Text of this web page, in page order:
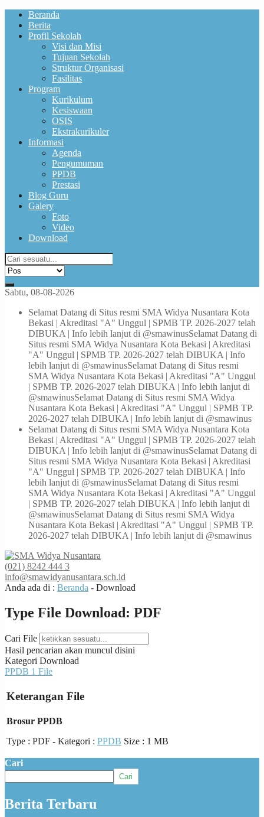
Beranda
Berita
Profil Sekolah
Visi dan Misi
Tujuan Sekolah
Struktur Organisasi
Fasilitas
Program
Kurikulum
Kesiswaan
OSIS
Ekstrakurikuler
Informasi
Agenda
Pengumuman
PPDB
Prestasi
Blog Guru
Galery
Foto
Video
Download
Sabtu, 08-08-2026
Selamat Datang di Situs resmi SMA Widya Nusantara Kota
Bekasi | Akreditasi "A" Unggul | SPMB TP. 2026-2027 telah
DIBUKA | Info lebih lanjut di @smawinusSelamat Datang di
Situs resmi SMA Widya Nusantara Kota Bekasi | Akreditasi
"A" Unggul | SPMB TP. 2026-2027 telah DIBUKA | Info
lebih lanjut di @smawinusSelamat Datang di Situs resmi
SMA Widya Nusantara Kota Bekasi | Akreditasi "A" Unggul
| SPMB TP. 2026-2027 telah DIBUKA | Info lebih lanjut di
@smawinusSelamat Datang di Situs resmi SMA Widya
Nusantara Kota Bekasi | Akreditasi "A" Unggul | SPMB TP.
2026-2027 telah DIBUKA | Info lebih lanjut di @smawinus
Selamat Datang di Situs resmi SMA Widya Nusantara Kota
Bekasi | Akreditasi "A" Unggul | SPMB TP. 2026-2027 telah
DIBUKA | Info lebih lanjut di @smawinusSelamat Datang di
Situs resmi SMA Widya Nusantara Kota Bekasi | Akreditasi
"A" Unggul | SPMB TP. 2026-2027 telah DIBUKA | Info
lebih lanjut di @smawinusSelamat Datang di Situs resmi
SMA Widya Nusantara Kota Bekasi | Akreditasi "A" Unggul
| SPMB TP. 2026-2027 telah DIBUKA | Info lebih lanjut di
@smawinusSelamat Datang di Situs resmi SMA Widya
Nusantara Kota Bekasi | Akreditasi "A" Unggul | SPMB TP.
2026-2027 telah DIBUKA | Info lebih lanjut di @smawinus
(021) 8242 444 3
info@smawidyanusantara.sch.id
Anda ada di : Beranda - Download
Type File Download: PDF
Cari File
Hasil pencarian akan muncul disini
Kategori Download
PPDB 1 File
Keterangan File
Brosur PPDB
Type : PDF - Kategori : PPDB Size : 1 MB
Cari
Cari
Berita Terbaru